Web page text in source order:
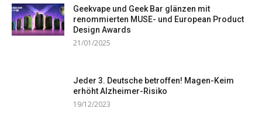
Geekvape und Geek Bar glänzen mit
renommierten MUSE- und European Product
Design Awards
21/01/2025
Jeder 3. Deutsche betroffen! Magen-Keim
erhöht Alzheimer-Risiko
19/12/2023